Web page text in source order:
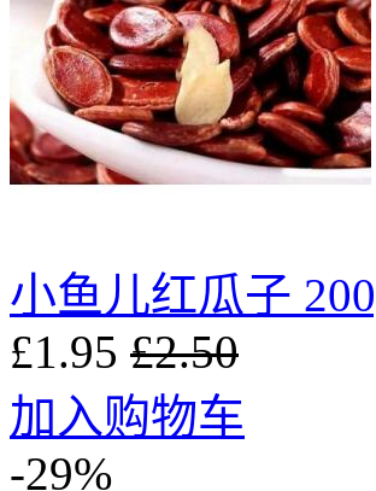
小鱼儿红瓜子
£1.95 £2.50
加入购物车
-29%